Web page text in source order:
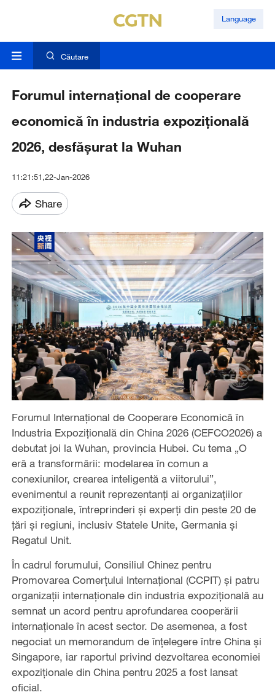
Language
Căutare
Forumul internațional de cooperare
economică în industria expozițională
2026, desfășurat la Wuhan
11:21:51,22-Jan-2026
Share
Forumul Internațional de Cooperare Economică în
Industria Expozițională din China 2026 (CEFCO2026) a
debutat joi la Wuhan, provincia Hubei. Cu tema „O
eră a transformării: modelarea în comun a
conexiunilor, crearea inteligentă a viitorului”,
evenimentul a reunit reprezentanți ai organizațiilor
expoziționale, întreprinderi și experți din peste 20 de
țări și regiuni, inclusiv Statele Unite, Germania și
Regatul Unit.
În cadrul forumului, Consiliul Chinez pentru
Promovarea Comerțului Internațional (CCPIT) și patru
organizații internaționale din industria expozițională au
semnat un acord pentru aprofundarea cooperării
internaționale în acest sector. De asemenea, a fost
negociat un memorandum de înțelegere între China și
Singapore, iar raportul privind dezvoltarea economiei
expoziționale din China pentru 2025 a fost lansat
oficial.